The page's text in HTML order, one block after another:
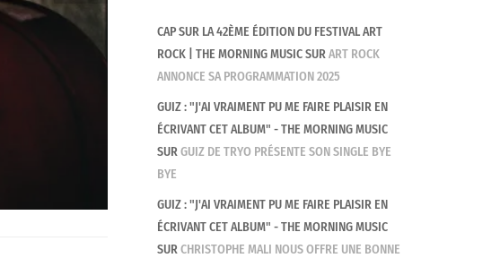
CAP SUR LA 42ÈME ÉDITION DU FESTIVAL ART
ROCK | THE MORNING MUSICSURART ROCK
ANNONCE SA PROGRAMMATION 2025
GUIZ : "J'AI VRAIMENT PU ME FAIRE PLAISIR EN
ÉCRIVANT CET ALBUM" - THE MORNING MUSIC
SURGUIZ DE TRYO PRÉSENTE SON SINGLE BYE
BYE
GUIZ : "J'AI VRAIMENT PU ME FAIRE PLAISIR EN
ÉCRIVANT CET ALBUM" - THE MORNING MUSIC
SURCHRISTOPHE MALI NOUS OFFRE UNE BONNE